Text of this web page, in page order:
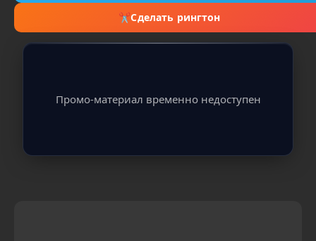
✂Сделать рингтон
Промо-материал временно недоступен